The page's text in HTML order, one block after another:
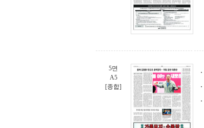
5면
A5
[종합]